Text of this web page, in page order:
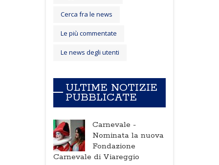
Cerca fra le news
Le più commentate
Le news degli utenti
ULTIME NOTIZIE
PUBBLICATE
Carnevale -
Nominata la nuova
Fondazione
Carnevale di Viareggio